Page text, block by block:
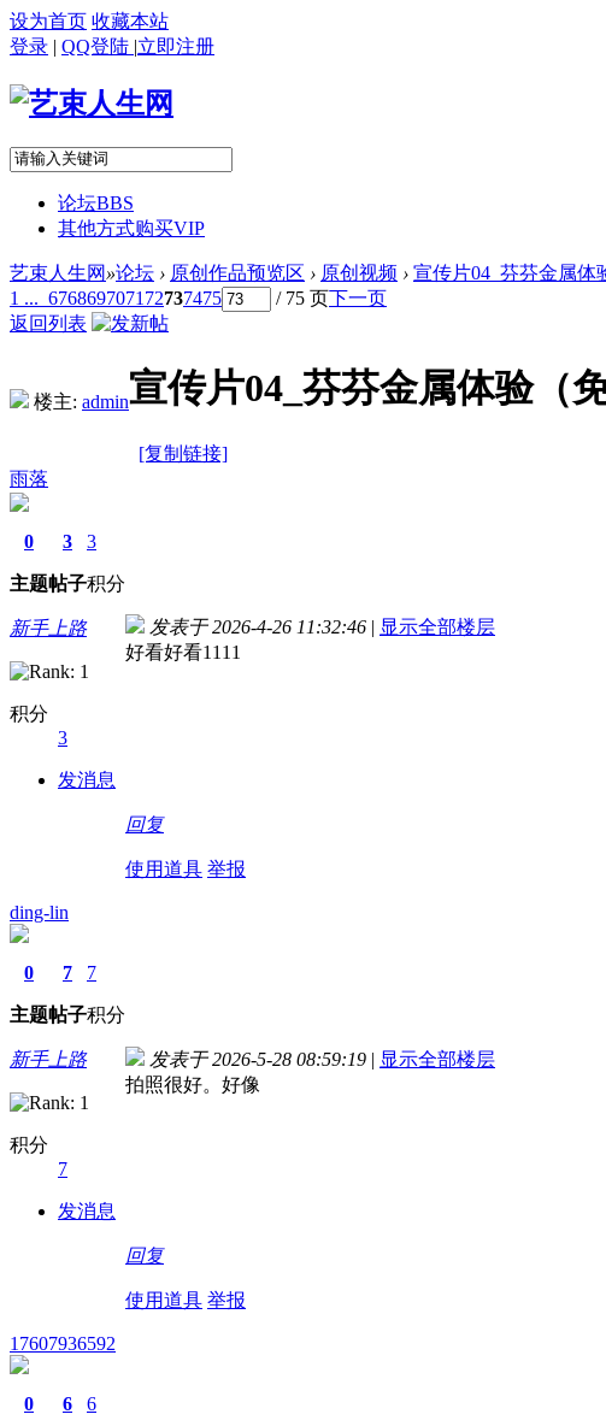
设为首页 收藏本站
登录 | QQ登陆 |立即注册
论坛BBS
其他方式购买VIP
艺束人生网 »论坛 › 原创作品预览区 › 原创视频 › 宣传片04_芬芬金属体
1 ... 6768697071 72737475 / 75 页下一页
返回列表
楼主: admin宣传片04_芬芬金属体验（
[复制链接]
雨落
0
主题
3
帖子
3
积分
新手上路
积分
3
发消息
发表于 2026-4-26 11:32:46 | 显示全部楼层
好看好看1111
回复
使用道具 举报
ding-lin
0
主题
7
帖子
7
积分
新手上路
积分
7
发消息
发表于 2026-5-28 08:59:19 | 显示全部楼层
拍照很好。好像
回复
使用道具 举报
17607936592
0 6 6